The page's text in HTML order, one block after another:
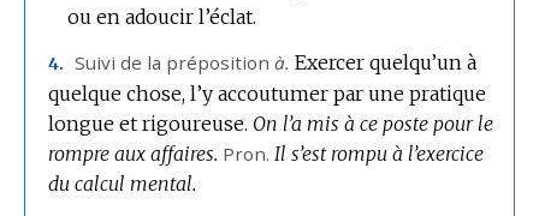
DOMAINE
ou en adoucir l’éclat.
4. Suivi de la prépositionà. Exercer quelqu’un à
quelque chose, l’y accoutumer par une pratique
longue et rigoureuse. On l’a mis à ce poste pour le
rompre aux affaires. Pron. Il s’est rompu à l’exercice
du calcul mental.